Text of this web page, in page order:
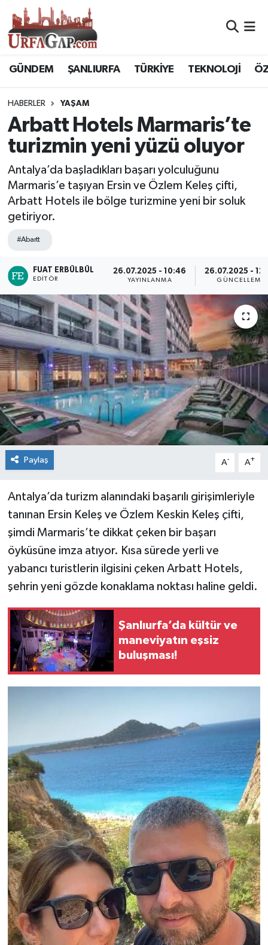
GÜNDEM ŞANLIURFA TÜRKİYE TEKNOLOJİ
HABERLER YAŞAM
Arbatt Hotels Marmaris’te
turizmin yeni yüzü oluyor
Antalya’da başladıkları başarı yolculuğunu
Marmaris’e taşıyan Ersin ve Özlem Keleş çifti,
Arbatt Hotels ile bölge turizmine yeni bir soluk
getiriyor.
#Abartt
FUAT ERBÜLBÜL
EDITÖR
26.07.2025 - 10:46
YAYINLANMA
26.07.2025 -
GÜNCELLEME
Paylaş A- A+
Antalya’da turizm alanındaki başarılı girişimleriyle
tanınan Ersin Keleş ve Özlem Keskin Keleş çifti,
şimdi Marmaris’te dikkat çeken bir başarı
öyküsüne imza atıyor. Kısa sürede yerli ve
yabancı turistlerin ilgisini çeken Arbatt Hotels,
şehrin yeni gözde konaklama noktası haline geldi.
Şanlıurfa’da kültür ve
maneviyatın eşsiz
buluşması!
Nöbetçi Eczaneler
Hava Durumu
Namaz Vakitleri
Trafik Durumu
Süper Lig Puan Durumu ve Fikstür
Tüm Manşetler